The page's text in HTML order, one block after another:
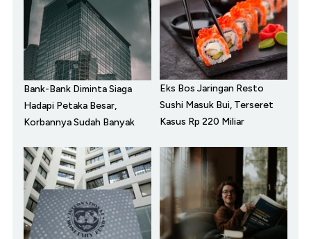
Bank-Bank Diminta Siaga
Hadapi Petaka Besar,
Korbannya Sudah Banyak
Eks Bos Jaringan Resto
Sushi Masuk Bui, Terseret
Kasus Rp 220 Miliar